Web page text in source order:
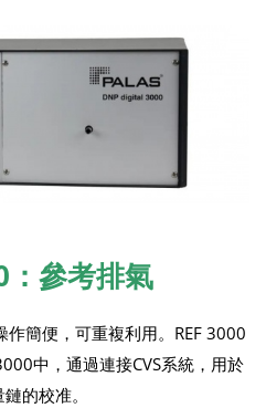
：參考排氣
作簡便，可重複利用。REF 3000
中，通過連接CVS系統，用於
的校准。